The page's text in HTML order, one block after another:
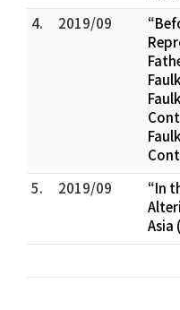
4.
2019/09
5.
2019/09
“In
Asia